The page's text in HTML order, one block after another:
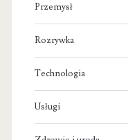
Przemysł
Rozrywka
Technologia
Usługi